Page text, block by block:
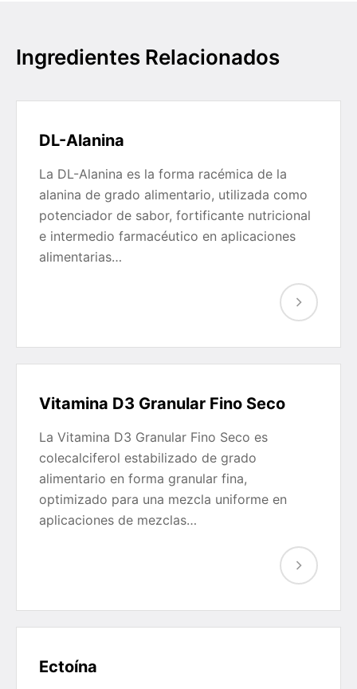
Ingredientes Relacionados
DL-Alanina
La DL-Alanina es la forma racémica de la
alanina de grado alimentario, utilizada como
potenciador de sabor, fortificante nutricional
e intermedio farmacéutico en aplicaciones
alimentarias…
Vitamina D3 Granular Fino Seco
La Vitamina D3 Granular Fino Seco es
colecalciferol estabilizado de grado
alimentario en forma granular fina,
optimizado para una mezcla uniforme en
aplicaciones de mezclas…
Ectoína